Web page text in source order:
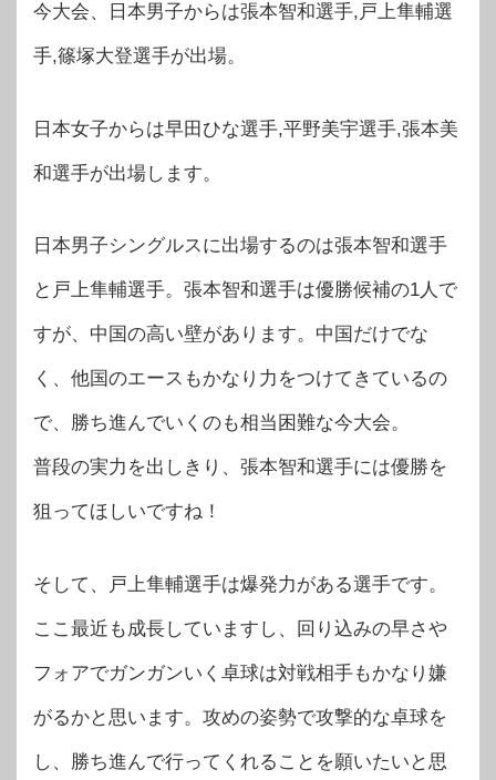
今大会、日本男子からは張本智和選手,戸上隼輔選
手,篠塚大登選手が出場。
日本女子からは早田ひな選手,平野美宇選手,張本美
和選手が出場します。
日本男子シングルスに出場するのは張本智和選手
と戸上隼輔選手。張本智和選手は優勝候補の1人で
すが、中国の高い壁があります。中国だけでな
く、他国のエースもかなり力をつけてきているの
で、勝ち進んでいくのも相当困難な今大会。
普段の実力を出しきり、張本智和選手には優勝を
狙ってほしいですね！
そして、戸上隼輔選手は爆発力がある選手です。
ここ最近も成長していますし、回り込みの早さや
フォアでガンガンいく卓球は対戦相手もかなり嫌
がるかと思います。攻めの姿勢で攻撃的な卓球を
し、勝ち進んで行ってくれることを願いたいと思